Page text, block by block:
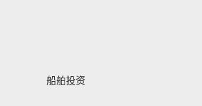
船舶投资